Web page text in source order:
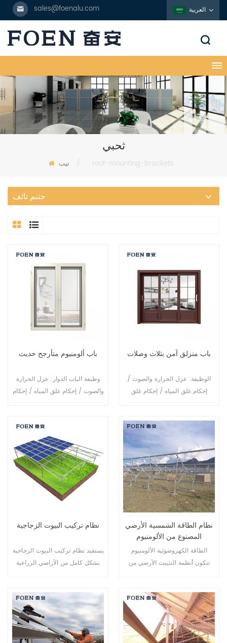
sales@foenalu.com العربية
ثحبي
تيب / roof-mounting-brackets
جتنم تائف
باب ألومنيوم متأرجح حديث
وظيفة الباب الدوار: عزل الحرارة
والصوت / إحكام غلق المياه / إحكام
باب منزلق آمن بثلاث وصلات
الوظيفة: عزل الحرارة والصوت /
إحكام غلق المياه / إحكام غلق
نظام تركيب البيوت الزجاجية
يستفيد نظام تركيب البيوت الزجاجية
بشكل كامل من الأراضي الزراعية
نظام الطاقة الشمسية الأرضي
المصنوع من الألومنيوم
الطاقة الكهروضوئية الألومنيوم
تتكون أنظمة التثبيت الأرضي من
مقاومة التآكل.